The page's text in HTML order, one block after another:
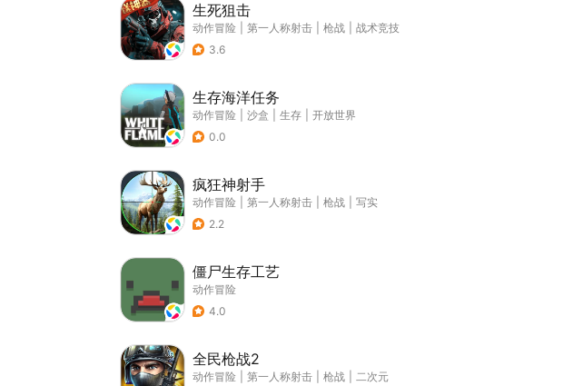
生死狙击
动作冒险 第一人称射击 枪战
战术竞技
3.6
生存海洋任务
动作冒险 沙盒 生存
开放世界
0.0
疯狂神射手
动作冒险 第一人称射击 枪战
写实
2.2
僵尸生存工艺
动作冒险
4.0
全民枪战2
动作冒险 第一人称射击 枪战
二次元